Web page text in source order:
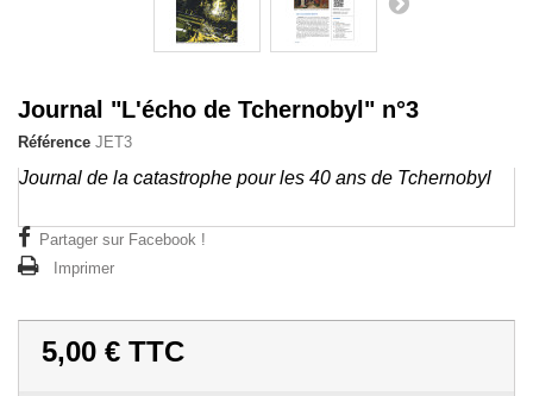
Journal "L'écho de Tchernobyl" n°3
Référence JET3
Journal de la catastrophe pour les 40 ans de Tchernobyl
Partager sur Facebook !
Imprimer
5,00 € TTC